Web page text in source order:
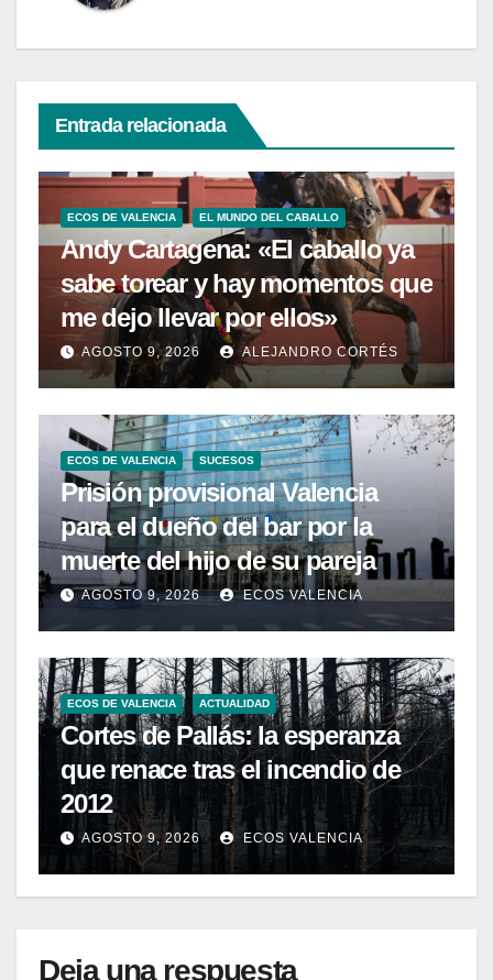
Entrada relacionada
ECOS DE VALENCIA EL MUNDO DEL CABALLO
Andy Cartagena: «El caballo ya
sabe torear y hay momentos que
me dejo llevar por ellos»
AGOSTO 9, 2026 ALEJANDRO CORTÉS
ECOS DE VALENCIA SUCESOS
Prisión provisional Valencia
para el dueño del bar por la
muerte del hijo de su pareja
AGOSTO 9, 2026 ECOS VALENCIA
ECOS DE VALENCIA ACTUALIDAD
Cortes de Pallás: la esperanza
que renace tras el incendio de
2012
AGOSTO 9, 2026 ECOS VALENCIA
Deja una respuesta